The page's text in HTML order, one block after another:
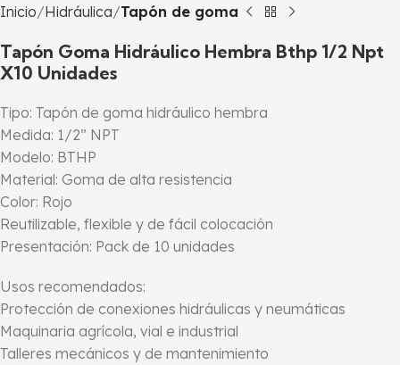
Inicio Hidráulica Tapón de goma
Tapón Goma Hidráulico Hembra Bthp 1/2 Npt
X10 Unidades
Tipo: Tapón de goma hidráulico hembra
Medida: 1/2” NPT
Modelo: BTHP
Material: Goma de alta resistencia
Color: Rojo
Reutilizable, flexible y de fácil colocación
Presentación: Pack de 10 unidades
Usos recomendados:
Protección de conexiones hidráulicas y neumáticas
Maquinaria agrícola, vial e industrial
Talleres mecánicos y de mantenimiento